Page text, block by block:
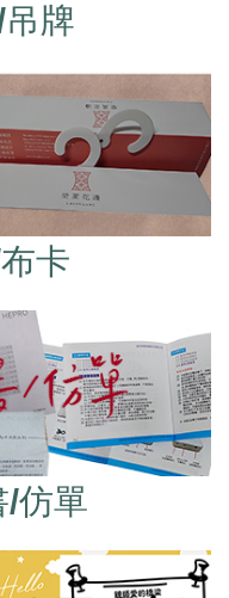
牌
卡
/仿單